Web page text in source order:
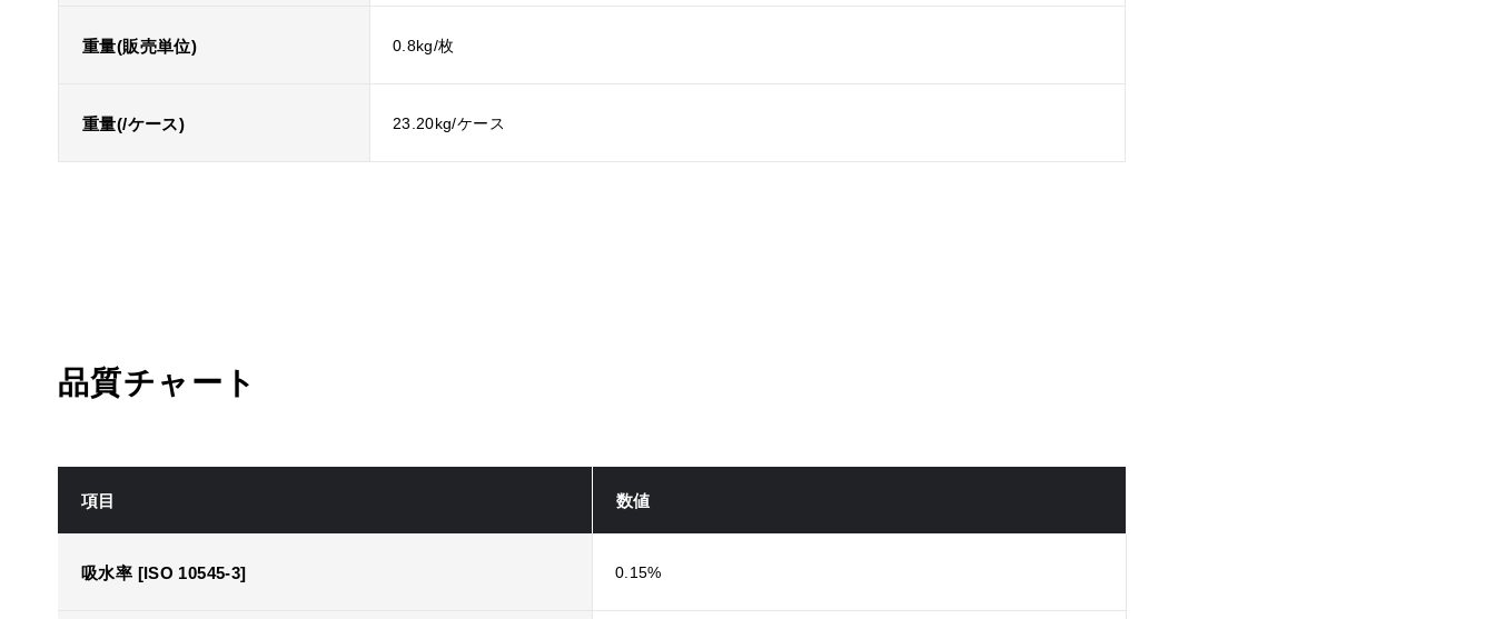
重量(販売単位) 0.8kg/枚
重量(/ケース) 23.20kg/ケース
品質チャート
項目 数値
吸水率 [ISO 10545-3] 0.15%